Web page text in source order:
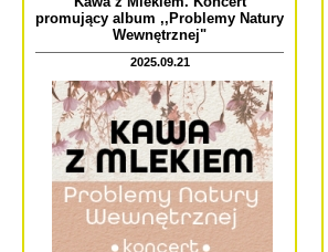
promujący album ,,Problemy Natury
Wewnętrznej"
2025.09.21